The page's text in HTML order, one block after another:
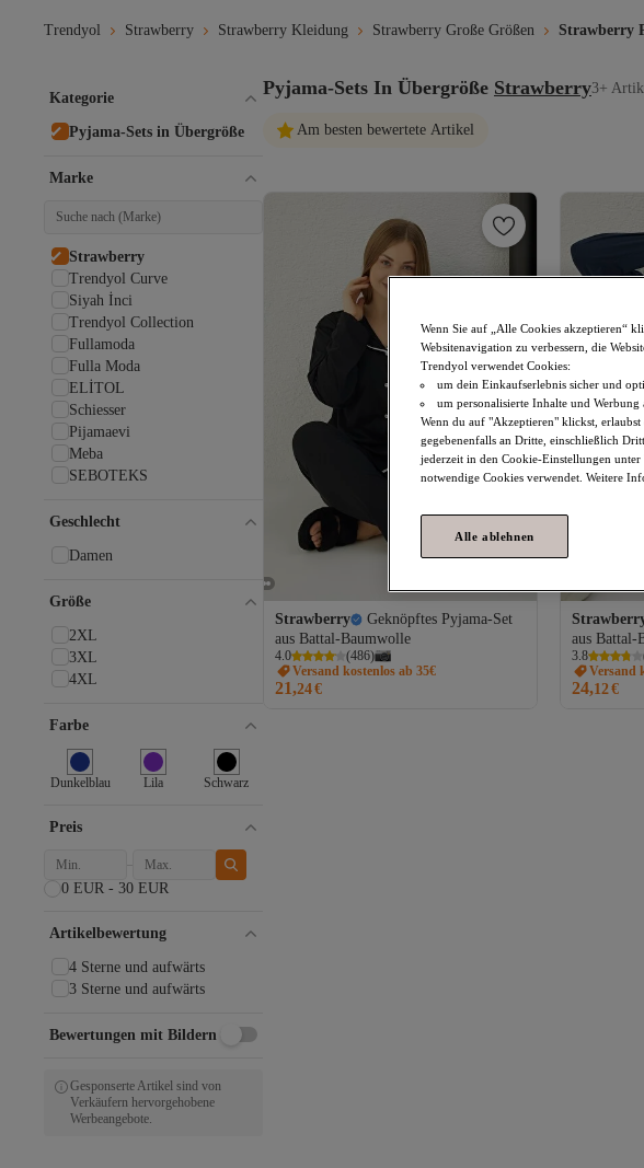
Trendyol Strawberry Strawberry Kleidung Strawberry Große Größen Strawberry
Pyjama-Sets In Übergröße Strawberry3+
Am besten bewertete Artikel
Strawberry
Geknöpftes Pyjama-Set
aus Battal-Baumwolle
4.0 (486)
Versand kostenlos ab 35€
21,24€
aus Battal-
3.8
Versand
24,12€
Kategorie
Pyjama-Sets in Übergröße
Marke
Strawberry
Trendyol Curve
Siyah İnci
Trendyol Collection
Fullamoda
Fulla Moda
ELİTOL
Schiesser
Pijamaevi
Meba
SEBOTEKS
Geschlecht
Damen
Größe
2XL
3XL
4XL
Farbe
Dunkelblau Lila Schwarz
Preis
0 EUR - 30 EUR
Artikelbewertung
4 Sterne und aufwärts
3 Sterne und aufwärts
Bewertungen mit Bildern
Gesponserte Artikel sind von
Verkäufern hervorgehobene
Werbeangebote.
Wenn Sie auf „Alle Cookies akzeptieren“
Websitenavigation zu verbessern, die
Trendyol verwendet Cookies:
um dein Einkaufserlebnis sicher und
um personalisierte Inhalte und Werbung
Wenn du auf "Akzeptieren" klickst,
gegebenenfalls an Dritte, einschließlich
jederzeit in den Cookie-Einstellungen
notwendige Cookies verwendet. Weitere
Alle ablehnen